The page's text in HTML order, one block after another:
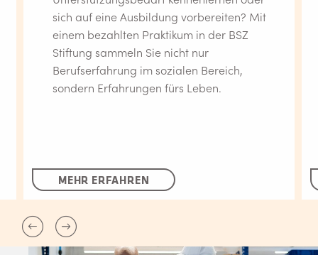
sich auf eine Ausbildung vorbereiten? Mit
einem bezahlten Praktikum in der BSZ
Stiftung sammeln Sie nicht nur
Berufserfahrung im sozialen Bereich,
sondern Erfahrungen fürs Leben.
MEHR ERFAHREN